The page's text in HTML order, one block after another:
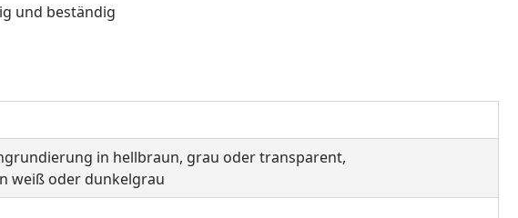
und beständig
in hellbraun, grau oder transparent,
weiß oder dunkelgrau